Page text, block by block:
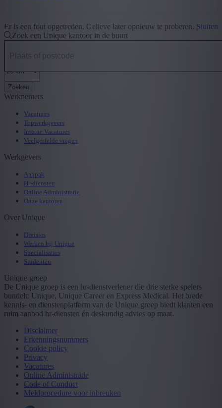
Er is een fout opgetreden. Gelieve later opnieuw te proberen. Sluiten
Zoek een Unique kantoor in de buurt
Zoeken
Werknemers
Vacatures
Topwerkgevers
Interne Vacatures
Veelgestelde vragen
Werkgevers
Aanpak
Hr-diensten
Online Administratie
Onze kantoren
Over Unique
Divisies
Werken bij Unique
Specialisaties
Studenten
Unique groep
De Unique groep is een hr-dienstverlener die drie sterke spelers
bundelt: Unique, Unique Career en Express Medical. Het brede
kennis- en dienstenplatform van de Unique groep biedt klanten een
ruim aanbod hr-diensten én deskundig advies op maat.
Disclaimer
Erkenningsnummers
Cookie policy
Privacy
Vacatures
Online Administratie
Code of Conduct
Meldprocedure voor inbreuken